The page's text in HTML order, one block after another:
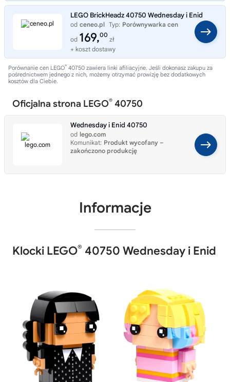
LEGO BrickHeadz 40750 Wednesday i Enid
od ceneo.pl Typ: Porównywarka cen
od 169,00
zł
+ koszt dostawy
Porównanie cen LEGO® 40750 zawiera linki afiliacyjne. Jeśli dokonasz zakupu za
pośrednictwem jednego z nich, możemy otrzymać prowizję bez dodatkowych
kosztów dla Ciebie.
Oficjalna strona LEGO® 40750
Wednesday i Enid 40750
od lego.com
Komunikat: Produkt wycofany –
zakończono produkcję
Informacje
Klocki LEGO® 40750 Wednesday i Enid